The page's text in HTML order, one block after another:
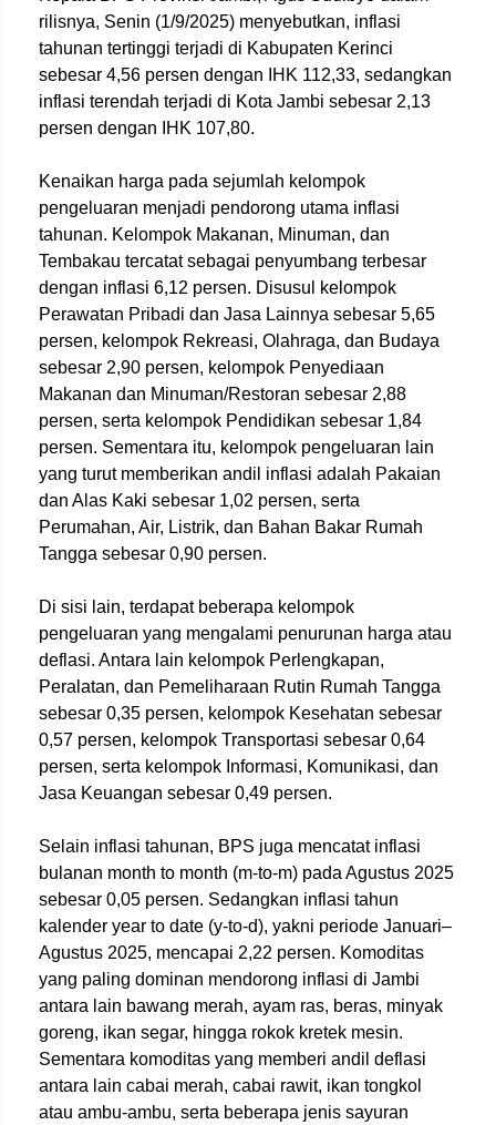
rilisnya, Senin (1/9/2025) menyebutkan, inflasi
tahunan tertinggi terjadi di Kabupaten Kerinci
sebesar 4,56 persen dengan IHK 112,33, sedangkan
inflasi terendah terjadi di Kota Jambi sebesar 2,13
persen dengan IHK 107,80.
Kenaikan harga pada sejumlah kelompok
pengeluaran menjadi pendorong utama inflasi
tahunan. Kelompok Makanan, Minuman, dan
Tembakau tercatat sebagai penyumbang terbesar
dengan inflasi 6,12 persen. Disusul kelompok
Perawatan Pribadi dan Jasa Lainnya sebesar 5,65
persen, kelompok Rekreasi, Olahraga, dan Budaya
sebesar 2,90 persen, kelompok Penyediaan
Makanan dan Minuman/Restoran sebesar 2,88
persen, serta kelompok Pendidikan sebesar 1,84
persen. Sementara itu, kelompok pengeluaran lain
yang turut memberikan andil inflasi adalah Pakaian
dan Alas Kaki sebesar 1,02 persen, serta
Perumahan, Air, Listrik, dan Bahan Bakar Rumah
Tangga sebesar 0,90 persen.
Di sisi lain, terdapat beberapa kelompok
pengeluaran yang mengalami penurunan harga atau
deflasi. Antara lain kelompok Perlengkapan,
Peralatan, dan Pemeliharaan Rutin Rumah Tangga
sebesar 0,35 persen, kelompok Kesehatan sebesar
0,57 persen, kelompok Transportasi sebesar 0,64
persen, serta kelompok Informasi, Komunikasi, dan
Jasa Keuangan sebesar 0,49 persen.
Selain inflasi tahunan, BPS juga mencatat inflasi
bulanan month to month (m-to-m) pada Agustus 2025
sebesar 0,05 persen. Sedangkan inflasi tahun
kalender year to date (y-to-d), yakni periode Januari–
Agustus 2025, mencapai 2,22 persen. Komoditas
yang paling dominan mendorong inflasi di Jambi
antara lain bawang merah, ayam ras, beras, minyak
goreng, ikan segar, hingga rokok kretek mesin.
Sementara komoditas yang memberi andil deflasi
antara lain cabai merah, cabai rawit, ikan tongkol
atau ambu-ambu, serta beberapa jenis sayuran